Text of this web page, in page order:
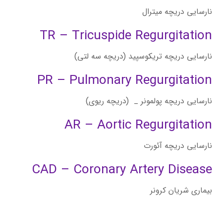
نارسایی دریچه میترال
TR – Tricuspide Regurgitation
نارسایی دریچه تریکوسپید (دریچه سه لتی)
PR – Pulmonary Regurgitation
نارسایی دریچه پولمونر _ (دریچه ریوی)
AR – Aortic Regurgitation
نارسایی دریچه آئورت
CAD – Coronary Artery Disease
بیمارى شریان کرونر